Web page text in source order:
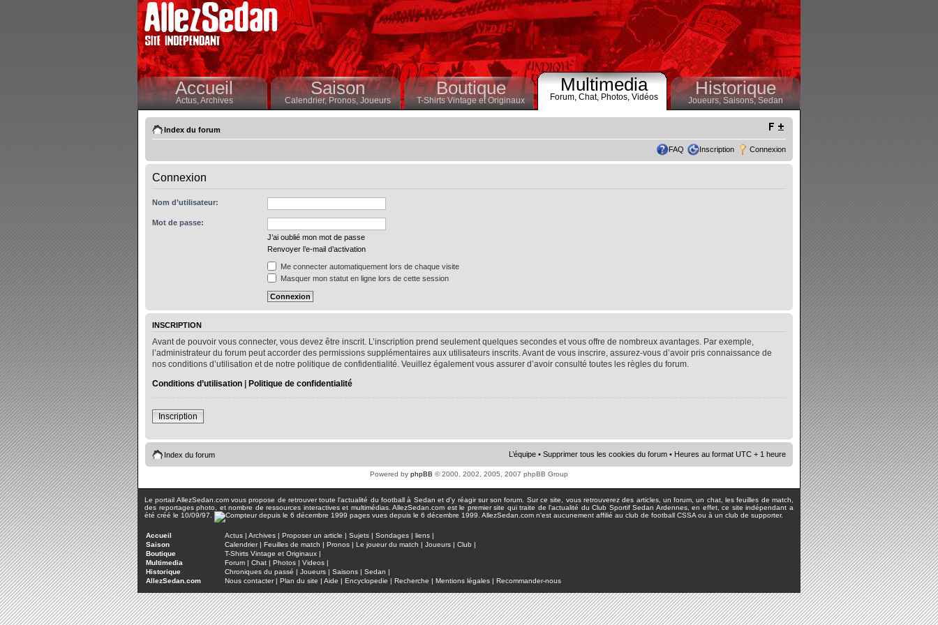
Accueil
Actus,Archives
Saison
Calendrier,Pronos, Joueurs
Boutique
T-Shirts Vintage et Originaux
Multimedia
Forum, Chat, Photos, Vidéos Historique
Joueurs, Saisons,Sedan
Index du forum
FAQ Inscription Connexion
Connexion
Nom d’utilisateur:
Mot de passe:
J’ai oublié mon mot de passe
Renvoyer l’e-mail d’activation
Me connecter automatiquement lors de chaque visite
Masquer mon statut en ligne lors de cette session
INSCRIPTION
Avant de pouvoir vous connecter, vous devez être inscrit. L’inscription prend seulement quelques secondes et vous offre de nombreux avantages. Par exemple,
l’administrateur du forum peut accorder des permissions supplémentaires aux utilisateurs inscrits. Avant de vous inscrire, assurez-vous d’avoir pris connaissance de
nos conditions d’utilisation et de notre politique de confidentialité. Veuillez également vous assurer d’avoir consulté toutes les règles du forum.
Conditions d’utilisation | Politique de confidentialité
Inscription
Index du forum L’équipe • Supprimer tous les cookies du forum • Heures au format UTC + 1 heure
Powered by phpBB © 2000, 2002, 2005, 2007 phpBB Group
Le portail AllezSedan.com vous propose de retrouver toute l'actualité du football à Sedan et d'y réagir sur son forum. Sur ce site, vous retrouverez des articles, un forum, un chat, les feuilles de match,
des reportages photo, et nombre de ressources interactives et multimédias. AllezSedan.com est le premier site qui traite de l'actualité du Club Sportif Sedan Ardennes, en effet, ce site indépendant a
été créé le 10/09/97.
pages vues depuis le 6 décembre 1999. AllezSedan.com n'est aucunement affilié au club de football CSSA ou à un club de supporter.
Accueil Actus | Archives | Proposer un article | Sujets | Sondages | liens |
Saison
Calendrier| Feuilles de match | Pronos | Le joueur du match | Joueurs | Club |
Boutique
T-Shirts Vintage et Originaux |
Multimedia
Forum | Chat | Photos | Videos |
Historique
Chroniques du passé | Joueurs | Saisons | Sedan |
AllezSedan.com
Nous contacter| Plan du site | Aide | Encyclopedie | Recherche | Mentions légales | Recommander-nous